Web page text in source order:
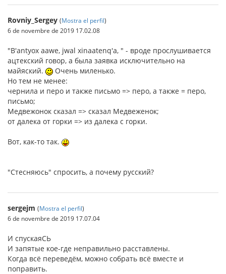
Rovniy_Sergey (Mostra el perfil)
6 de novembre de 2019 17.02.08
"B'antyox aawe, jwal xinaatenq'a, " - вроде прослушивается
ацтекский говор, а была заявка исключительно на
майяский.
Очень миленько.
Но тем не менее:
чернила и перо и также письмо => перо, а также = перо,
письмо;
Медвежонок сказал => сказал Медвеженок;
от далека от горки => из далека с горки.
Вот, как-то так.
"Стесняюсь" спросить, а почему русский?
sergejm (Mostra el perfil)
6 de novembre de 2019 17.07.04
И спускаяСЬ
И запятые кое-где неправильно расставлены.
Когда всё переведём, можно собрать всё вместе и
поправить.